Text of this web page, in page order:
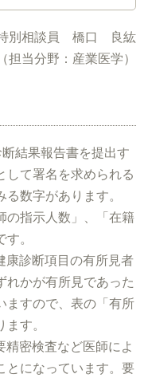
別相談員 橋口 良紘
（担当分野：産業医学）
結果報告書を提出す
して署名を求められる
数字があります。
の指示人数」、「在籍
。
診断項目の有所見者
れかが有所見であった
ますので、表の「有所
す。
密検査など医師によ
とになっています。要